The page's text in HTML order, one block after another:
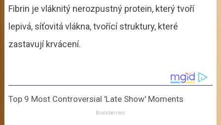
Fibrin je vláknitý nerozpustný protein, který tvoří
lepivá, síťovitá vlákna, tvořící struktury, které
zastavují krvácení.
Top 9 Most Controversial 'Late Show' Moments
Brainberries